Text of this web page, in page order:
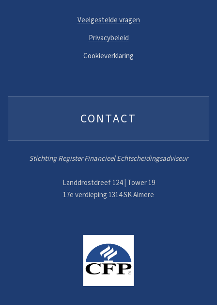
Veelgestelde vragen
Privacybeleid
Cookieverklaring
CONTACT
Stichting Register Financieel Echtscheidingsadviseur
Landdrostdreef 124 | Tower 19
17e verdieping 1314 SK Almere